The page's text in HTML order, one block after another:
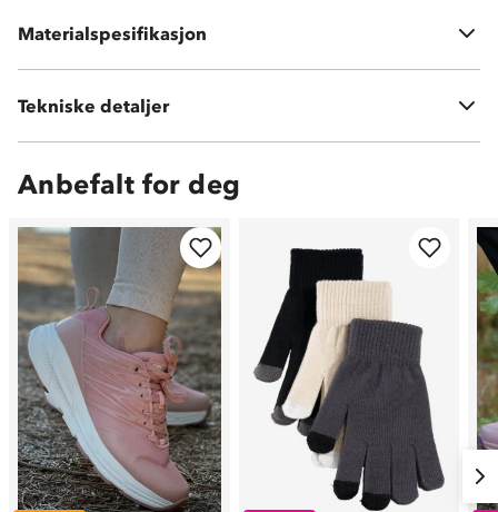
Materialspesifikasjon
Vedlikehold: bør rengjøres og impregneres jevnlig
Tekniske detaljer
Vekt: 780 g (390 g per sko i str 39)
Anbefalt for deg